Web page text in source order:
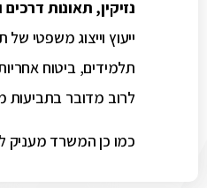
נזיקין, תאונות
ייעוץ וייצוג משפטי
תלמידים, ביטוח
לרוב מדובר בתביעות
כמו כן המשרד מעניק